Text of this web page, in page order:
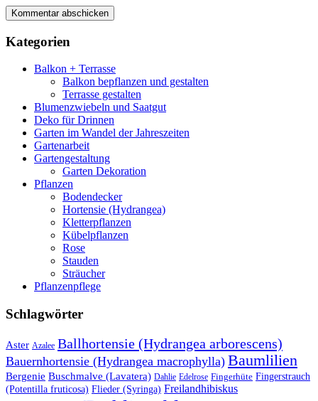
Kategorien
Balkon + Terrasse
Balkon bepflanzen und gestalten
Terrasse gestalten
Blumenzwiebeln und Saatgut
Deko für Drinnen
Garten im Wandel der Jahreszeiten
Gartenarbeit
Gartengestaltung
Garten Dekoration
Pflanzen
Bodendecker
Hortensie (Hydrangea)
Kletterpflanzen
Kübelpflanzen
Rose
Stauden
Sträucher
Pflanzenpflege
Schlagwörter
Aster Azalee Ballhortensie (Hydrangea arborescens)
Bauernhortensie (Hydrangea macrophylla) Baumlilien
Bergenie Buschmalve (Lavatera) Dahlie Edelrose Fingerhüte Fingerstrauch
(Potentilla fruticosa) Flieder (Syringa) Freilandhibiskus